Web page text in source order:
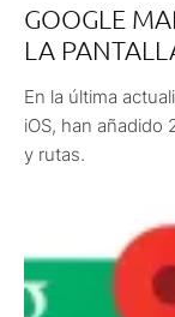
GOOGLE
LA
En la última
iOS, han añadido
y rutas.